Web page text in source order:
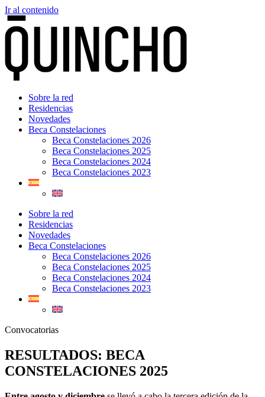
Ir al contenido
Sobre la red
Residencias
Novedades
Beca Constelaciones
Beca Constelaciones 2026
Beca Constelaciones 2025
Beca Constelaciones 2024
Beca Constelaciones 2023
Sobre la red
Residencias
Novedades
Beca Constelaciones
Beca Constelaciones 2026
Beca Constelaciones 2025
Beca Constelaciones 2024
Beca Constelaciones 2023
Convocatorias
RESULTADOS: BECA
CONSTELACIONES 2025